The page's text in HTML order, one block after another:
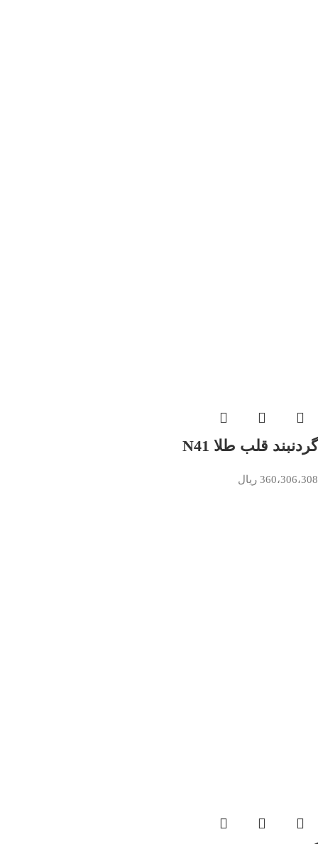
گردنبند قلب طلا N41
360،306،308 ریال